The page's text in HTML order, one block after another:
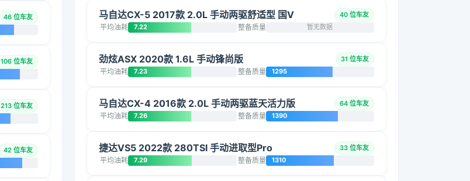
46 位车友
106 位车友
213 位车友
42 位车友
马自达CX-5 2017款 2.0L 手动两驱舒适型 国V 40 位车友
平均油耗 7.22 整备质量 暂无数据
劲炫ASX 2020款 1.6L 手动锋尚版 31 位车友
平均油耗 7.23 整备质量 1295
马自达CX-4 2016款 2.0L 手动两驱蓝天活力版 64 位车友
平均油耗 7.26 整备质量 1390
捷达VS5 2022款 280TSI 手动进取型Pro 33 位车友
平均油耗 7.29 整备质量 1310